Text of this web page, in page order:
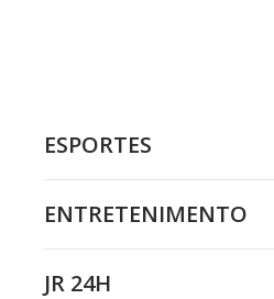
ESPORTES
ENTRETENIMENTO
JR 24H